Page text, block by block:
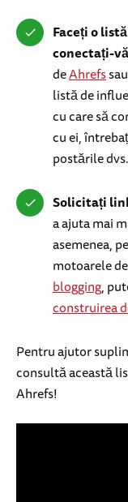
Faceți o
conectați-
deAhrefssau
listă de
cu care să
cu ei,
postările
Solicitați
a ajuta mai
asemenea,
motoarele
blogging,
construirea
Pentru ajutor
consultă această
Ahrefs!